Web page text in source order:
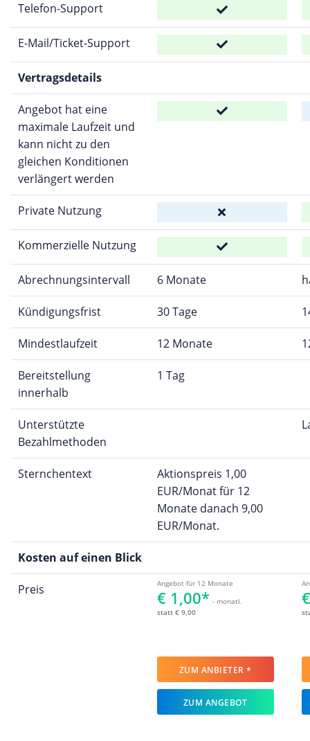
Telefon-Support
E-Mail/Ticket-Support
Vertragsdetails
Angebot hat eine
maximale Laufzeit und
kann nicht zu den
gleichen Konditionen
verlängert werden
Private Nutzung
Kommerzielle Nutzung
Abrechnungsintervall 6 Monate
Kündigungsfrist 30 Tage
Mindestlaufzeit 12 Monate
Bereitstellung
innerhalb
1 Tag
Unterstützte
Bezahlmethoden
Sternchentext
Aktionspreis 1,00
EUR/Monat für 12
Monate danach 9,00
EUR/Monat.
Kosten auf einen Blick
Preis Angebot für 12 Monate
€ 1,00* - monatl.
statt € 9,00
ZUM ANBIETER *
ZUM ANGEBOT